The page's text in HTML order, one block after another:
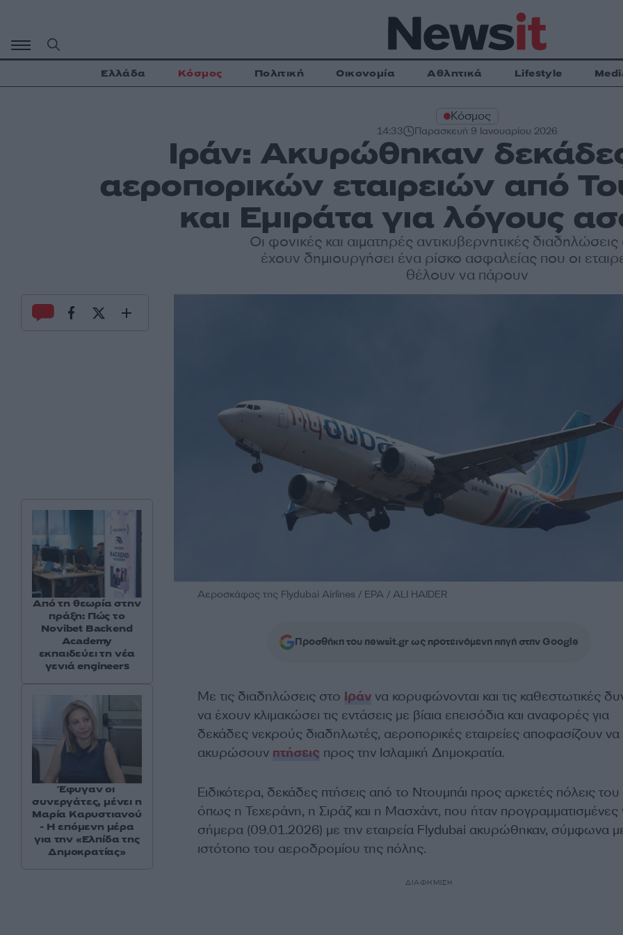
περιεχόμενο
Ελλάδα Κόσμος Πολιτική Οικονομία Αθλητικά Lifestyle
Κόσμος
14:33 Παρασκευή 9 Ιανουαρίου 2026
Ιράν: Ακυρώθηκαν
αεροπορικών εταιρειών από
και Εμιράτα για λόγους
Οι φονικές και αιματηρές αντικυβερνητικές
έχουν δημιουργήσει ένα ρίσκο ασφαλείας που οι
θέλουν να πάρουν
Αεροσκάφος της Flydubai Airlines / EPA / ALI HAIDER
Προσθήκη του newsit.gr ως προτεινόμενη πηγή στην Google
Με τις διαδηλώσεις στο Ιράννα κορυφώνονται και τις καθεστωτικές
να έχουν κλιμακώσει τις εντάσεις με βίαια επεισόδια και αναφορές για
δεκάδες νεκρούς διαδηλωτές, αεροπορικές εταιρείες αποφασίζουν να
ακυρώσουν πτήσεις προς την Ισλαμική Δημοκρατία.
Ειδικότερα, δεκάδες πτήσεις από το Ντουμπάι προς αρκετές πόλεις του
όπως η Τεχεράνη, η Σιράζ και η Μασχάντ, που ήταν προγραμματισμένες
σήμερα (09.01.2026) με την εταιρεία Flydubai ακυρώθηκαν, σύμφωνα
ιστότοπο του αεροδρομίου της πόλης.
ΔΙΑΦΗΜΙΣΗ
Από τη θεωρία στην
πράξη: Πώς το
Novibet Backend
Academy
εκπαιδεύει τη νέα
γενιά engineers
Έφυγαν οι
συνεργάτες, μένει η
Μαρία Καρυστιανού
- Η επόμενη μέρα
για την «Ελπίδα της
Δημοκρατίας»